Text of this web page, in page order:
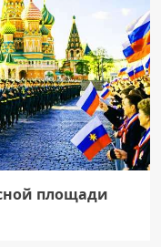
площади